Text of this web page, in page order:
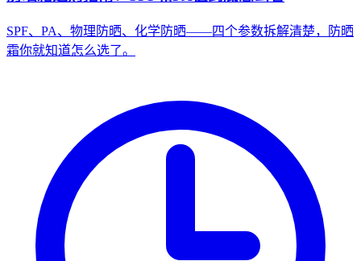
SPF、PA、物理防晒、化学防晒——四个参数拆解清楚，防晒
霜你就知道怎么选了。